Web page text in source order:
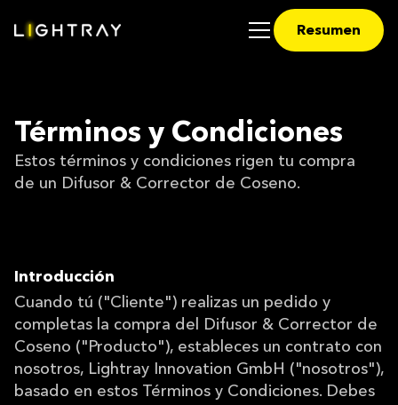
Resumen
Términos y Condiciones
Estos términos y condiciones rigen tu compra
de un Difusor & Corrector de Coseno.
Introducción
Cuando tú ("Cliente") realizas un pedido y
completas la compra del Difusor & Corrector de
Coseno ("Producto"), estableces un contrato con
nosotros, Lightray Innovation GmbH ("nosotros"),
basado en estos Términos y Condiciones. Debes